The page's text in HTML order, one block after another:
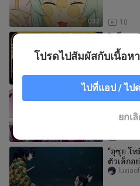
0:32 10
“หนึ่งน
ความหล่
คุณเซ่ออ
Sheya_
“อุซุย โ
ตัวเล็กอ
สุดๆ—”
โปรดไปสัมผัสกับเนื้อห
ไปที่แอป / ไป
ยกเ